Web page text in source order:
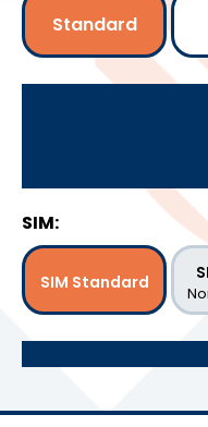
Standard
SIM:
SIM Standard